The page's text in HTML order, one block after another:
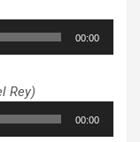
00:00
Rey)
00:00